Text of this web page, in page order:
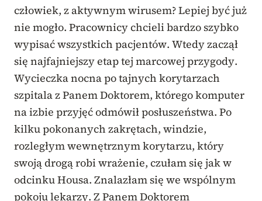
człowiek, z aktywnym wirusem? Lepiej być już
nie mogło. Pracownicy chcieli bardzo szybko
wypisać wszystkich pacjentów. Wtedy zaczął
się najfajniejszy etap tej marcowej przygody.
Wycieczka nocna po tajnych korytarzach
szpitala z Panem Doktorem, którego komputer
na izbie przyjęć odmówił posłuszeństwa. Po
kilku pokonanych zakrętach, windzie,
rozległym wewnętrznym korytarzu, który
swoją drogą robi wrażenie, czułam się jak w
odcinku Housa. Znalazłam się we wspólnym
pokoju lekarzy. Z Panem Doktorem